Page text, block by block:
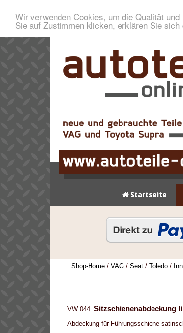
Wir verwenden Cookies, um die Qualität
Sie auf Zustimmen klicken, erklären Sie sich
Startseite
Shop-Home / VAG / Seat / Toledo /
VW 044 Sitzschienenabdeckung
Abdeckung für Führungsschiene